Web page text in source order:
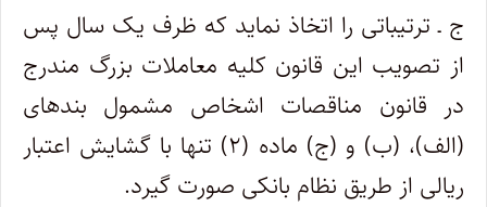
ج ـ ترتیباتی را اتخاذ نماید که ظرف یک سال پس
از تصویب این قانون کلیه معاملات بزرگ مندرج
در قانون مناقصات اشخاص مشمول بندهای
(الف)، (ب) و (ج) ماده (۲) تنها با گشایش اعتبار
ریالی از طریق نظام بانکی صورت گیرد.